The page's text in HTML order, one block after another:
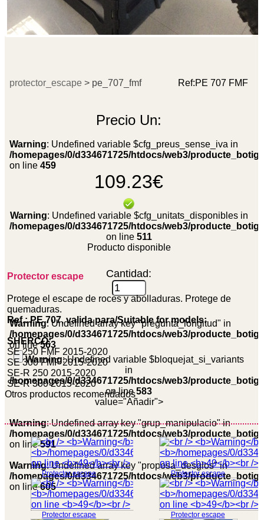
protector_escape > pe_707_fmf Ref:PE 707 FMF
Precio Un:
Warning: Undefined variable $cfg_preus_sense_iva in
/homepages/0/d334671725/htdocs/web3/
on line459
109.23€
Warning: Undefined variable $cfg_unitats_disponibles in
/homepages/0/d334671725/htdocs/web3/
on line 511
Producto disponible
Cantidad:
Warning: Undefined array key "pregunta_longitud" in
/homepages/0/d334671725/htdocs/web3/
on line563
Warning: Undefined variable $bloquejat_si_variants
in
/homepages/0/d334671725/htdocs/web3/
on line583
value="Añadir">
Warning: Undefined array key "grup_manipulacio" in
/homepages/0/d334671725/htdocs/web3/
on line591
Warning: Undefined array key "proposa_desglos" in
/homepages/0/d334671725/htdocs/web3/
on line605
Protector escape
Protege el escape de roces y abolladuras. Protege de
quemaduras.
Ref.: PE 707, valida para/Suitable for models:
SHERCO:
SE 250 FMF 2015-2020
SE 300 FMF 2015-2020
SE-R 250 2015-2020
SE-R 300 2015-2020
Otros productos recomendados
Protector escape Protector escape
Protector escape Protector escape